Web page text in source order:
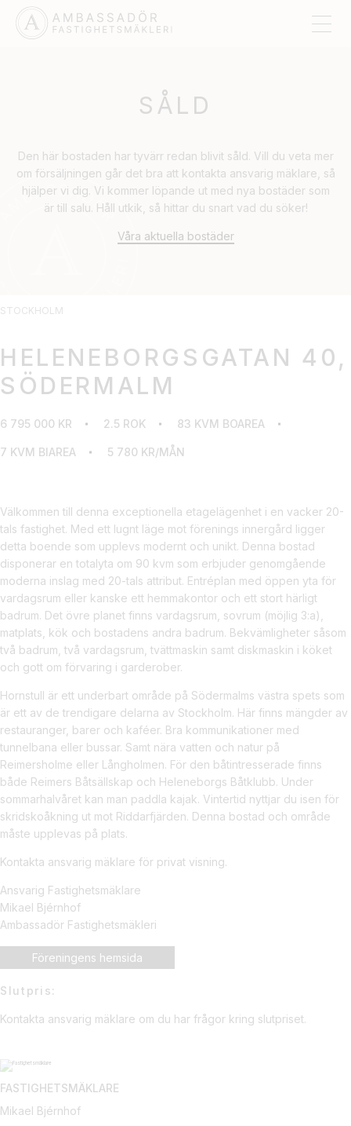
SÅLD
Den här bostaden har tyvärr redan blivit såld. Vill du veta mer
om försäljningen går det bra att kontakta ansvarig mäklare, så
hjälper vi dig. Vi kommer löpande ut med nya bostäder som
är till salu. Håll utkik, så hittar du snart vad du söker!
Våra aktuella bostäder
STOCKHOLM
HELENEBORGSGATAN 40,
SÖDERMALM
6 795 000 KR 2.5 ROK 83 KVM BOAREA
7 KVM BIAREA 5 780 KR/MÅN
Välkommen till denna exceptionella etagelägenhet i en vacker 20-
tals fastighet. Med ett lugnt läge mot förenings innergård ligger
detta boende som upplevs modernt och unikt. Denna bostad
disponerar en totalyta om 90 kvm som erbjuder genomgående
moderna inslag med 20-tals attribut. Entréplan med öppen yta för
vardagsrum eller kanske ett hemmakontor och ett stort härligt
badrum. Det övre planet finns vardagsrum, sovrum (möjlig 3:a),
matplats, kök och bostadens andra badrum. Bekvämligheter såsom
två badrum, två vardagsrum, tvättmaskin samt diskmaskin i köket
och gott om förvaring i garderober.
Hornstull är ett underbart område på Södermalms västra spets som
är ett av de trendigare delarna av Stockholm. Här finns mängder av
restauranger, barer och kaféer. Bra kommunikationer med
tunnelbana eller bussar. Samt nära vatten och natur på
Reimersholme eller Långholmen. För den båtintresserade finns
både Reimers Båtsällskap och Heleneborgs Båtklubb. Under
sommarhalvåret kan man paddla kajak. Vintertid nyttjar du isen för
skridskoåkning ut mot Riddarfjärden. Denna bostad och område
måste upplevas på plats.
Kontakta ansvarig mäklare för privat visning.
Ansvarig Fastighetsmäklare
Mikael Bjérnhof
Ambassadör Fastighetsmäkleri
Föreningens hemsida
Slutpris:
Kontakta ansvarig mäklare om du har frågor kring slutpriset.
FASTIGHETSMÄKLARE
Mikael Bjérnhof